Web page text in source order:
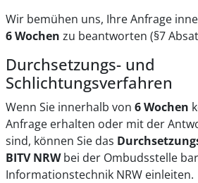
Wir bemühen uns, Ihre Anfrage
6 Wochen zu beantworten (§7
Durchsetzungs- und
Schlichtungsverfahren
Wenn Sie innerhalb von 6 Wochen
Anfrage erhalten oder mit der
sind, können Sie das
BITV NRWbei der Ombudsstelle
Informationstechnik NRW einleiten.